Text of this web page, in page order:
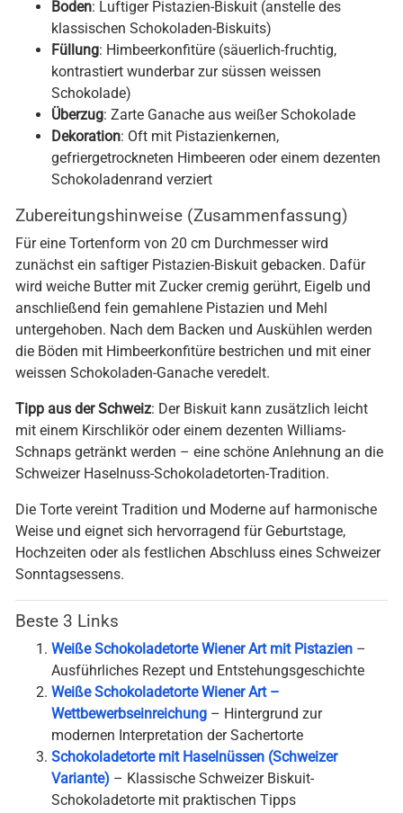
Boden: Luftiger Pistazien-Biskuit (anstelle des
klassischen Schokoladen-Biskuits)
Füllung: Himbeerkonfitüre (säuerlich-fruchtig,
kontrastiert wunderbar zur süssen weissen
Schokolade)
Überzug: Zarte Ganache aus weißer Schokolade
Dekoration: Oft mit Pistazienkernen,
gefriergetrockneten Himbeeren oder einem dezenten
Schokoladenrand verziert
Zubereitungshinweise (Zusammenfassung)
Für eine Tortenform von 20 cm Durchmesser wird
zunächst ein saftiger Pistazien-Biskuit gebacken. Dafür
wird weiche Butter mit Zucker cremig gerührt, Eigelb und
anschließend fein gemahlene Pistazien und Mehl
untergehoben. Nach dem Backen und Auskühlen werden
die Böden mit Himbeerkonfitüre bestrichen und mit einer
weissen Schokoladen-Ganache veredelt.
Tipp aus der Schweiz: Der Biskuit kann zusätzlich leicht
mit einem Kirschlikör oder einem dezenten Williams-
Schnaps getränkt werden – eine schöne Anlehnung an die
Schweizer Haselnuss-Schokoladetorten-Tradition.
Die Torte vereint Tradition und Moderne auf harmonische
Weise und eignet sich hervorragend für Geburtstage,
Hochzeiten oder als festlichen Abschluss eines Schweizer
Sonntagsessens.
Beste 3 Links
Weiße Schokoladetorte Wiener Art mit Pistazien –
Ausführliches Rezept und Entstehungsgeschichte
Weiße Schokoladetorte Wiener Art –
Wettbewerbseinreichung – Hintergrund zur
modernen Interpretation der Sachertorte
Schokoladetorte mit Haselnüssen (Schweizer
Variante) – Klassische Schweizer Biskuit-
Schokoladetorte mit praktischen Tipps